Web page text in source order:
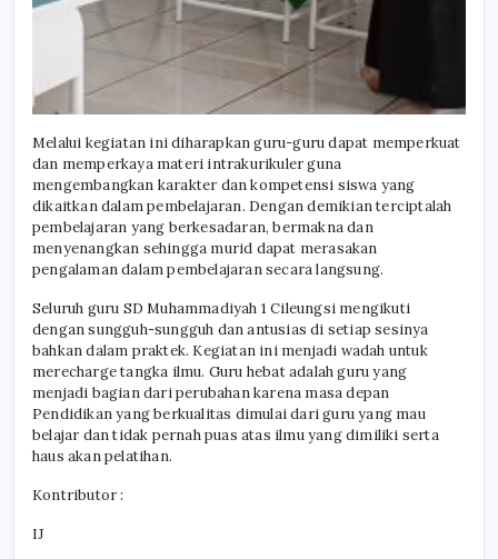
Melalui kegiatan ini diharapkan guru-guru dapat memperkuat
dan memperkaya materi intrakurikuler guna
mengembangkan karakter dan kompetensi siswa yang
dikaitkan dalam pembelajaran. Dengan demikian terciptalah
pembelajaran yang berkesadaran, bermakna dan
menyenangkan sehingga murid dapat merasakan
pengalaman dalam pembelajaran secara langsung.
Seluruh guru SD Muhammadiyah 1 Cileungsi mengikuti
dengan sungguh-sungguh dan antusias di setiap sesinya
bahkan dalam praktek. Kegiatan ini menjadi wadah untuk
merecharge tangka ilmu. Guru hebat adalah guru yang
menjadi bagian dari perubahan karena masa depan
Pendidikan yang berkualitas dimulai dari guru yang mau
belajar dan tidak pernah puas atas ilmu yang dimiliki serta
haus akan pelatihan.
Kontributor :
IJ